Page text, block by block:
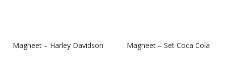
Magneet – Harley Davidson Magneet – Set Coca Cola